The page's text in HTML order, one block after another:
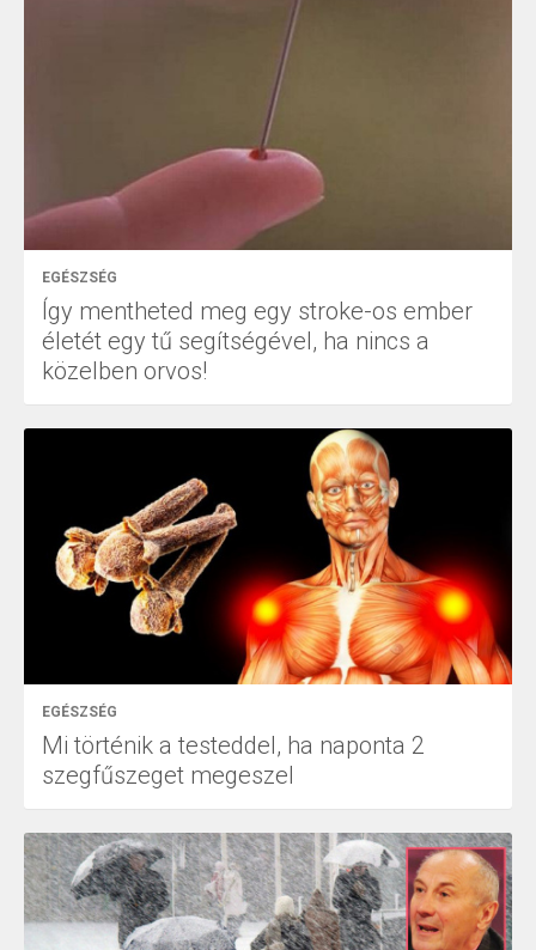
EGÉSZSÉG
Így mentheted meg egy stroke-os ember
életét egy tű segítségével, ha nincs a
közelben orvos!
EGÉSZSÉG
Mi történik a testeddel, ha naponta 2
szegfűszeget megeszel